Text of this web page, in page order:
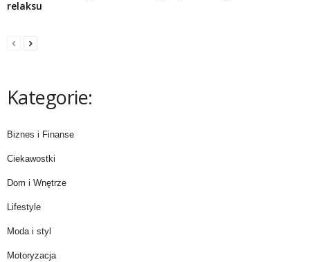
relaksu
Kategorie:
Biznes i Finanse
Ciekawostki
Dom i Wnętrze
Lifestyle
Moda i styl
Motoryzacja